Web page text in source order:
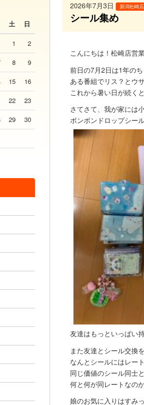
2026年7月3日 新潟松崎店
シール集め
こんにちは！松崎店営
前日の7月2日は1年の
ある番組でリス？とウ
これから暑い日が続く
さてさて、我が家には
ボンボンドロップシー
友達はもっといっぱい
また友達とシール交換
なんとシールにはレー
同じ価値のシール同士
何と何が同レートなの
娘のお気に入りはすみ
土 日
1 2
8 9
15 16
22 23
29 30